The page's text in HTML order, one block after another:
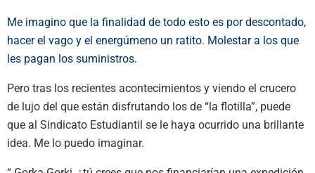
Me imagino que la finalidad de todo esto es por descontado,
hacer el vago y el energúmeno un ratito. Molestar a los que
les pagan los suministros.
Pero tras los recientes acontecimientos y viendo el crucero
de lujo del que están disfrutando los de “la flotilla”, puede
que al Sindicato Estudiantil se le haya ocurrido una brillante
idea. Me lo puedo imaginar.